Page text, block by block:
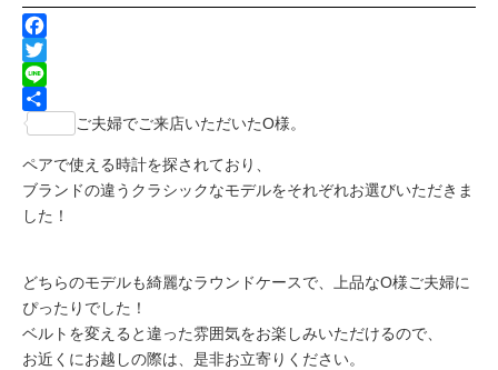
Facebook
Twitter
Line
共
ご夫婦でご来店いただいたO様。
ペアで使える時計を探されており、
ブランドの違うクラシックなモデルをそれぞれお選びいただきま
した！
どちらのモデルも綺麗なラウンドケースで、上品なO様ご夫婦に
ぴったりでした！
ベルトを変えると違った雰囲気をお楽しみいただけるので、
お近くにお越しの際は、是非お立寄りください。